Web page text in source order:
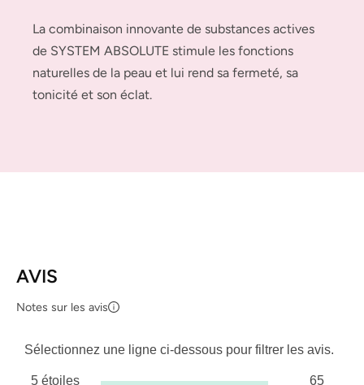
La combinaison innovante de substances actives
de SYSTEM ABSOLUTE stimule les fonctions
naturelles de la peau et lui rend sa fermeté, sa
tonicité et son éclat.
AVIS
Notes sur les avis
Sélectionnez une ligne ci-dessous pour filtrer les avis.
5 étoiles
65